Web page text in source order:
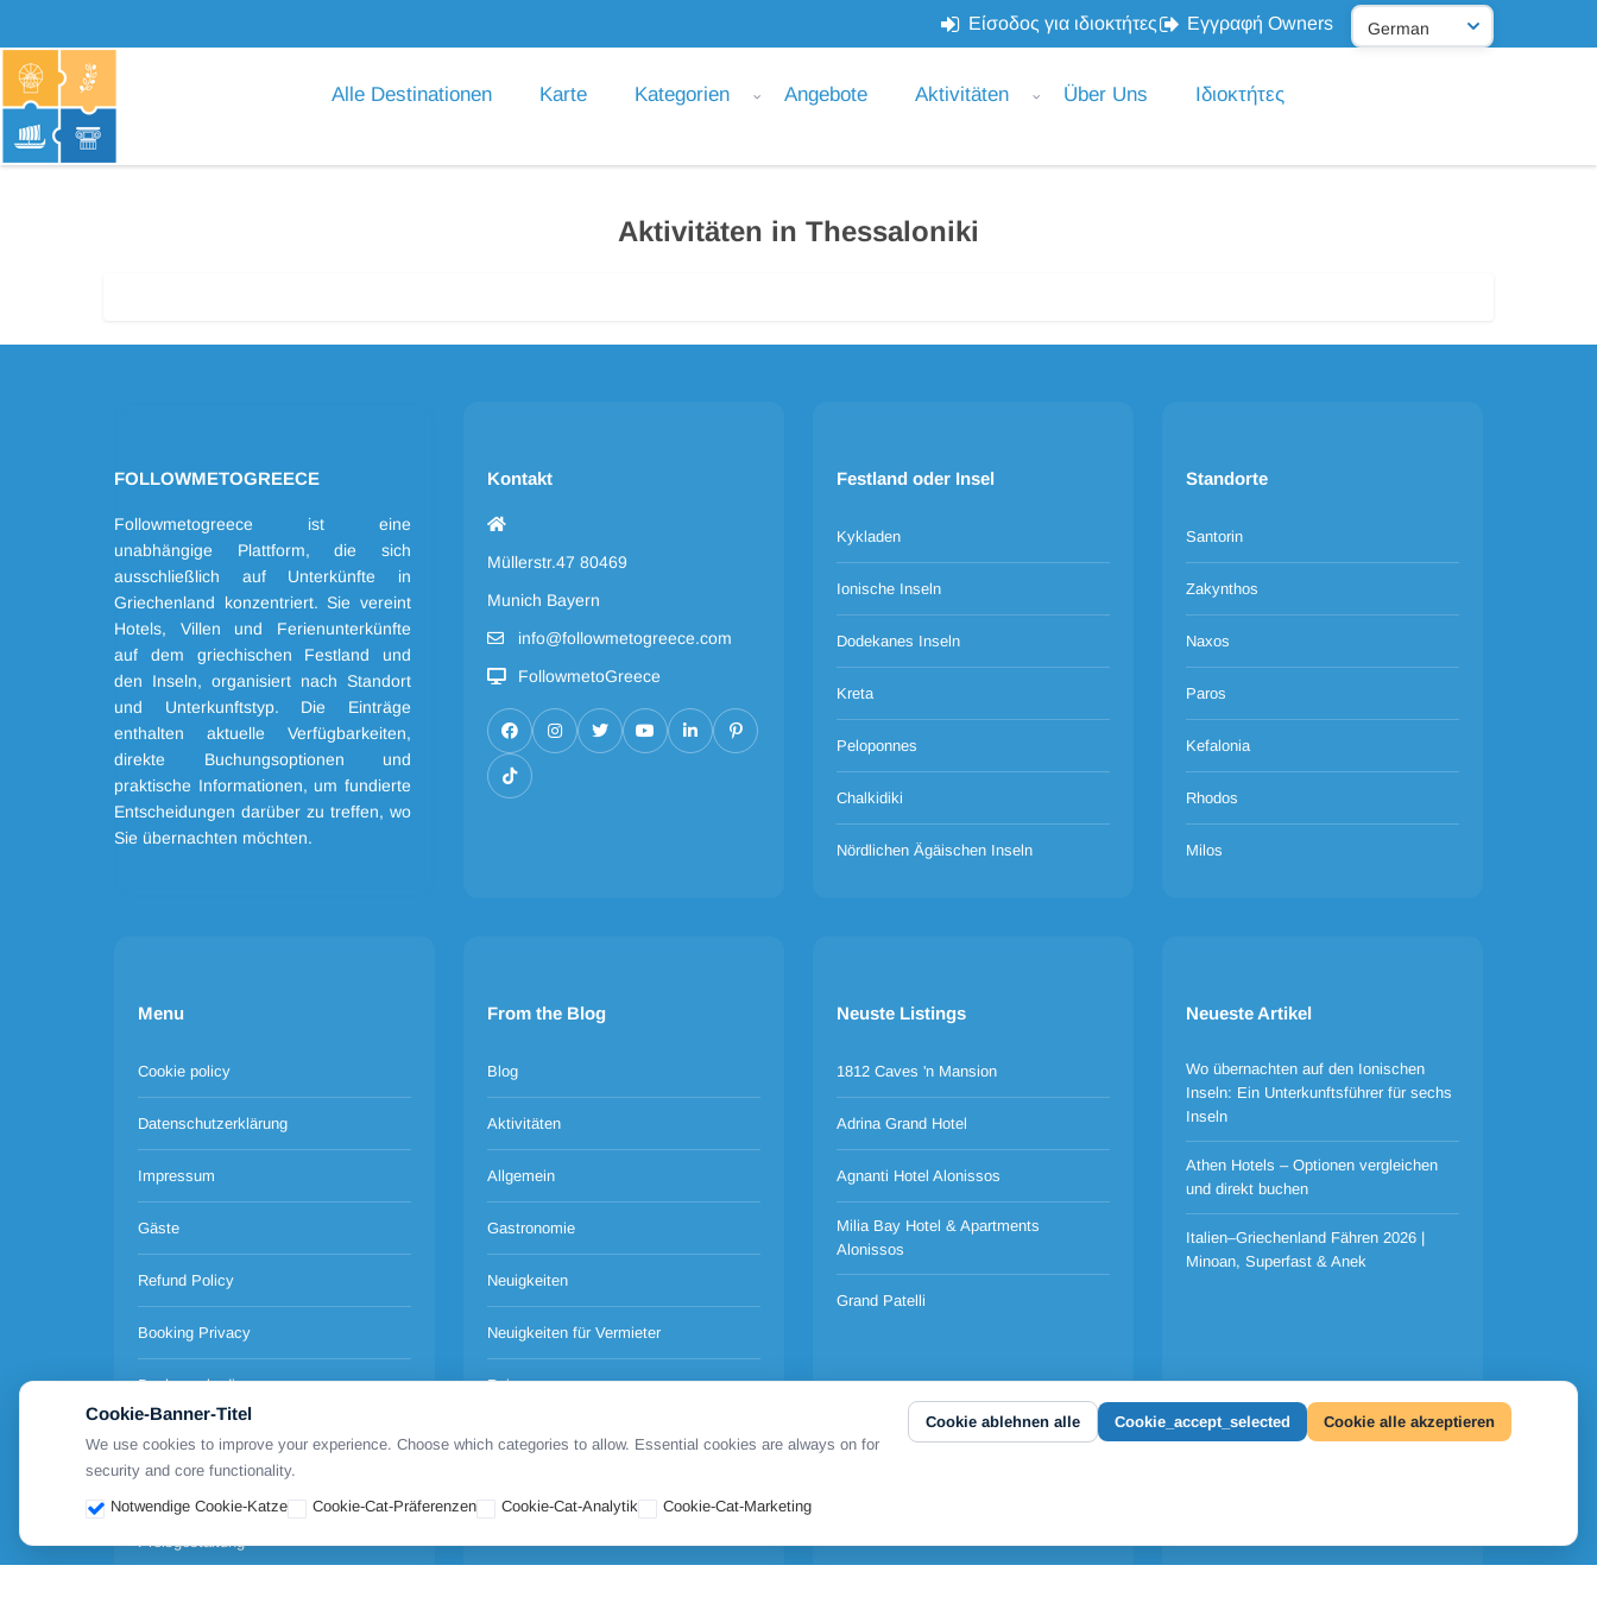
Είσοδος για ιδιοκτήτες Εγγραφή Owners
Alle Destinationen Karte Kategorien Angebote Aktivitäten Über Uns Ιδιοκτήτες
Aktivitäten in Thessaloniki
FOLLOWMETOGREECE
Followmetogreece ist eine
unabhängige Plattform, die sich
ausschließlich auf Unterkünfte in
Griechenland konzentriert. Sie vereint
Hotels, Villen und Ferienunterkünfte
auf dem griechischen Festland und
den Inseln, organisiert nach Standort
und Unterkunftstyp. Die Einträge
enthalten aktuelle Verfügbarkeiten,
direkte Buchungsoptionen und
praktische Informationen, um fundierte
Entscheidungen darüber zu treffen, wo
Sie übernachten möchten.
Kontakt
Müllerstr.47 80469
Munich Bayern
info@followmetogreece.com
FollowmetoGreece
Festland oder Insel
Kykladen
Ionische Inseln
Dodekanes Inseln
Kreta
Peloponnes
Chalkidiki
Nördlichen Ägäischen Inseln
Standorte
Santorin
Zakynthos
Naxos
Paros
Kefalonia
Rhodos
Milos
Menu
Cookie policy
Datenschutzerklärung
Impressum
Gäste
Refund Policy
Booking Privacy
Buchungsbedingungen
Terms of use
Preisgestaltung
From the Blog
Blog
Aktivitäten
Allgemein
Gastronomie
Neuigkeiten
Neuigkeiten für Vermieter
Reisen
Veranstaltungen
Neuste Listings
1812 Caves 'n Mansion
Adrina Grand Hotel
Agnanti Hotel Alonissos
Milia Bay Hotel & Apartments
Alonissos
Grand Patelli
Neueste Artikel
Wo übernachten auf den Ionischen
Inseln: Ein Unterkunftsführer für sechs
Inseln
Athen Hotels – Optionen vergleichen
und direkt buchen
Italien–Griechenland Fähren 2026 |
Minoan, Superfast & Anek
Cookie-Banner-Titel
We use cookies to improve your experience. Choose which categories to allow. Essential cookies are always on for
security and core functionality.
Notwendige Cookie-Katze
Cookie-Cat-Präferenzen Cookie-Cat-Analytik Cookie-Cat-Marketing
Cookie ablehnen alle Cookie_accept_selected Cookie alle akzeptieren